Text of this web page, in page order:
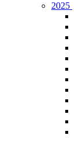
2025